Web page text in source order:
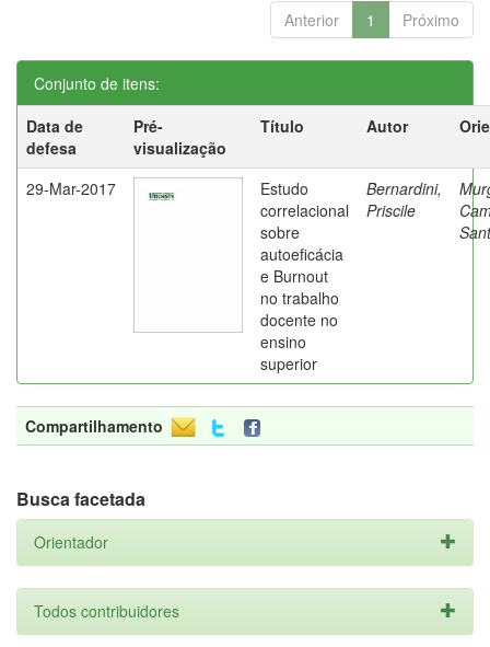
Anterior 1 Próximo
Conjunto de itens:
Data de
defesa
Pré-
visualização
Título Autor
29-Mar-2017
Estudo
correlacional
sobre
autoeficácia
e Burnout
no trabalho
docente no
ensino
superior
Bernardini,
Priscile
Compartilhamento
Busca facetada
Orientador
Todos contribuidores